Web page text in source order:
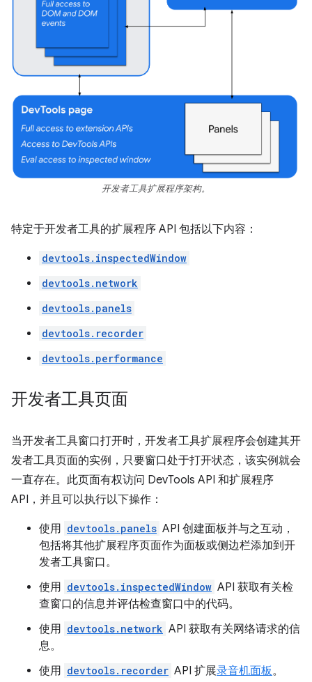
开发者工具扩展程序架构。
特定于开发者工具的扩展程序 API 包括以下内容：
devtools.inspectedWindow
devtools.network
devtools.panels
devtools.recorder
devtools.performance
开发者工具页面
当开发者工具窗口打开时，开发者工具扩展程序会创建其开
发者工具页面的实例，只要窗口处于打开状态，该实例就会
一直存在。此页面有权访问 DevTools API 和扩展程序
API，并且可以执行以下操作：
使用 devtools.panels API 创建面板并与之互动，
包括将其他扩展程序页面作为面板或侧边栏添加到开
发者工具窗口。
使用 devtools.inspectedWindow API 获取有关检
查窗口的信息并评估检查窗口中的代码。
使用 devtools.network API 获取有关网络请求的信
息。
使用 devtools.recorder API 扩展录音机面板。